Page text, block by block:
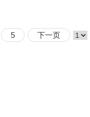
5
下一页